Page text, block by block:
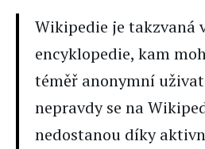
Wikipedie je takzvaná
encyklopedie, kam
téměř anonymní
nepravdy se na
nedostanou díky